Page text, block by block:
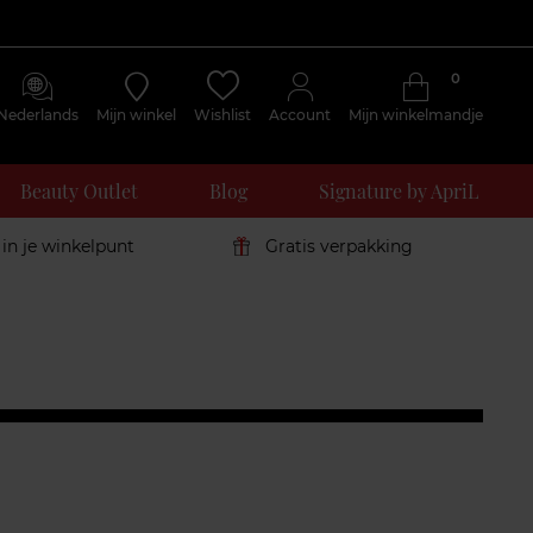
Mijn winkel Wishlist Account Mijn winkelmandje
0
Beauty Outlet Blog Signature by ApriL
je winkelpunt Gratis verpakking